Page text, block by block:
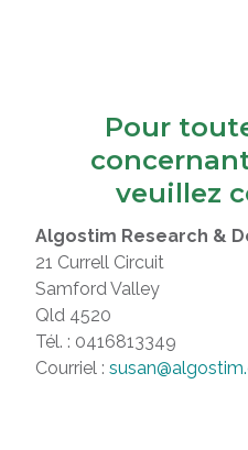
Pour
veuillez
Algostim Research &
21 Currell Circuit
Samford Valley
Qld 4520
Tél. : 0416813349
Courriel :